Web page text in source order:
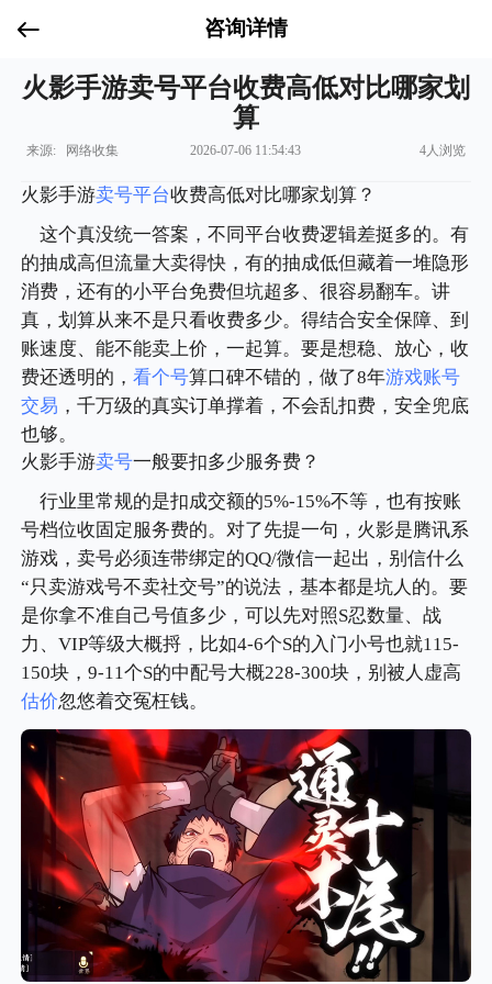
咨询详情
火影手游卖号平台收费高低对比哪家划
算
来源: 网络收集 2026-07-06 11:54:43 4人浏览
火影手游卖号平台收费高低对比哪家划算？
这个真没统一答案，不同平台收费逻辑差挺多的。有
的抽成高但流量大卖得快，有的抽成低但藏着一堆隐形
消费，还有的小平台免费但坑超多、很容易翻车。讲
真，划算从来不是只看收费多少。得结合安全保障、到
账速度、能不能卖上价，一起算。要是想稳、放心，收
费还透明的，看个号算口碑不错的，做了8年游戏账号
交易 ，千万级的真实订单撑着，不会乱扣费，安全兜底
也够。
火影手游卖号一般要扣多少服务费？
行业里常规的是扣成交额的5%-15%不等，也有按账
号档位收固定服务费的。对了先提一句，火影是腾讯系
游戏，卖号必须连带绑定的QQ/微信一起出，别信什么
“只卖游戏号不卖社交号”的说法，基本都是坑人的。要
是你拿不准自己号值多少，可以先对照S忍数量、战
力、VIP等级大概捋，比如4-6个S的入门小号也就115-
150块，9-11个S的中配号大概228-300块，别被人虚高
估价忽悠着交冤枉钱。